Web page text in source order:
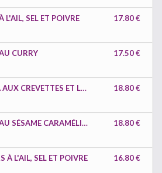
L'AIL, SEL ET POIVRE 17.80 €
CURRY 17.50 €
705. TEMPURA AUX CREVETTES ET LÉGUMES 18.80 €
706. SCAMPIS AU SÉSAME CARAMÉLISE 18.80 €
À L'AIL, SEL ET POIVRE 16.80 €